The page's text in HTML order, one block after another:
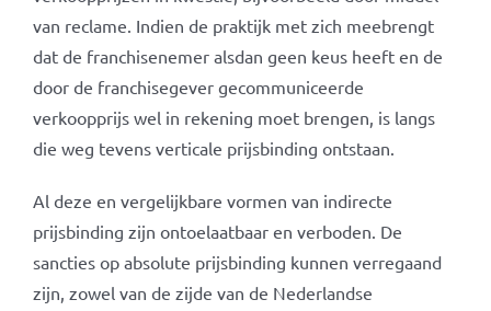
van reclame. Indien de praktijk met zich meebrengt
dat de franchisenemer alsdan geen keus heeft en de
door de franchisegever gecommuniceerde
verkoopprijs wel in rekening moet brengen, is langs
die weg tevens verticale prijsbinding ontstaan.
Al deze en vergelijkbare vormen van indirecte
prijsbinding zijn ontoelaatbaar en verboden. De
sancties op absolute prijsbinding kunnen verregaand
zijn, zowel van de zijde van de Nederlandse